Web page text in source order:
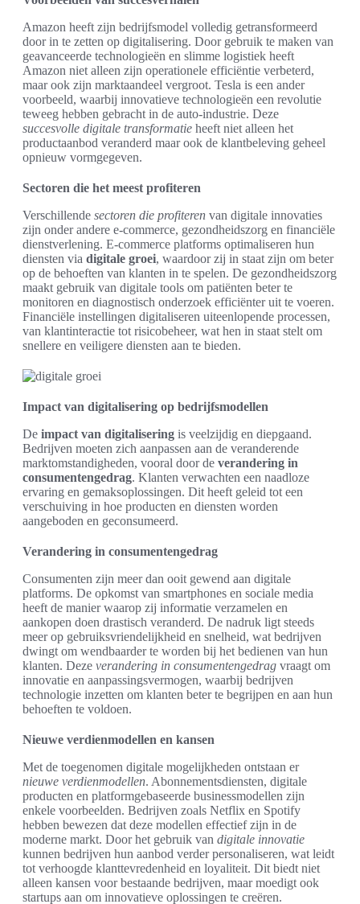
Amazon heeft zijn bedrijfsmodel volledig getransformeerd
door in te zetten op digitalisering. Door gebruik te maken van
geavanceerde technologieën en slimme logistiek heeft
Amazon niet alleen zijn operationele efficiëntie verbeterd,
maar ook zijn marktaandeel vergroot. Tesla is een ander
voorbeeld, waarbij innovatieve technologieën een revolutie
teweeg hebben gebracht in de auto-industrie. Deze
succesvolle digitale transformatie heeft niet alleen het
productaanbod veranderd maar ook de klantbeleving geheel
opnieuw vormgegeven.
Sectoren die het meest profiteren
Verschillende sectoren die profiteren van digitale innovaties
zijn onder andere e-commerce, gezondheidszorg en financiële
dienstverlening. E-commerce platforms optimaliseren hun
diensten via digitale groei, waardoor zij in staat zijn om beter
op de behoeften van klanten in te spelen. De gezondheidszorg
maakt gebruik van digitale tools om patiënten beter te
monitoren en diagnostisch onderzoek efficiënter uit te voeren.
Financiële instellingen digitaliseren uiteenlopende processen,
van klantinteractie tot risicobeheer, wat hen in staat stelt om
snellere en veiligere diensten aan te bieden.
Impact van digitalisering op bedrijfsmodellen
De impact van digitalisering is veelzijdig en diepgaand.
Bedrijven moeten zich aanpassen aan de veranderende
marktomstandigheden, vooral door de verandering in
consumentengedrag. Klanten verwachten een naadloze
ervaring en gemaksoplossingen. Dit heeft geleid tot een
verschuiving in hoe producten en diensten worden
aangeboden en geconsumeerd.
Verandering in consumentengedrag
Consumenten zijn meer dan ooit gewend aan digitale
platforms. De opkomst van smartphones en sociale media
heeft de manier waarop zij informatie verzamelen en
aankopen doen drastisch veranderd. De nadruk ligt steeds
meer op gebruiksvriendelijkheid en snelheid, wat bedrijven
dwingt om wendbaarder te worden bij het bedienen van hun
klanten. Deze verandering in consumentengedrag vraagt om
innovatie en aanpassingsvermogen, waarbij bedrijven
technologie inzetten om klanten beter te begrijpen en aan hun
behoeften te voldoen.
Nieuwe verdienmodellen en kansen
Met de toegenomen digitale mogelijkheden ontstaan er
nieuwe verdienmodellen. Abonnementsdiensten, digitale
producten en platformgebaseerde businessmodellen zijn
enkele voorbeelden. Bedrijven zoals Netflix en Spotify
hebben bewezen dat deze modellen effectief zijn in de
moderne markt. Door het gebruik van digitale innovatie
kunnen bedrijven hun aanbod verder personaliseren, wat leidt
tot verhoogde klanttevredenheid en loyaliteit. Dit biedt niet
alleen kansen voor bestaande bedrijven, maar moedigt ook
startups aan om innovatieve oplossingen te creëren.